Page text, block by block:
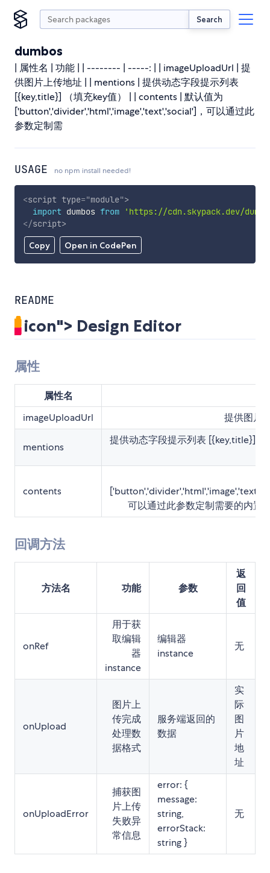
Search
dumbos
| 属性名 | 功能 | | -------- | -----: | | imageUploadUrl | 提
供图片上传地址 | | mentions | 提供动态字段提示列表
[{key,title}] （填充key值） | | contents | 默认值为
['button','divider','html','image','text','social']，可以通过此
参数定制需
USAGE no npm install needed!
Copy Open in CodePen
<script type="module">
import dumbos from
'https://cdn.skypack.dev/
</script>
README
icon"> Design Editor
属性
属性名
imageUploadUrl 提供图片
mentions
提供动态字段提示列表 [{key,title}] （
contents
可以通过此参数定制需要的内置
回调方法
方法名 功能 参数
返
回
值
onRef
用于获
取编辑
器
instance
编辑器
instance
无
onUpload
图片上
传完成
处理数
据格式
服务端返回的
数据
实
际
图
片
地
址
onUploadError
捕获图
片上传
失败异
常信息
error: {
message:
string,
errorStack:
string }
无